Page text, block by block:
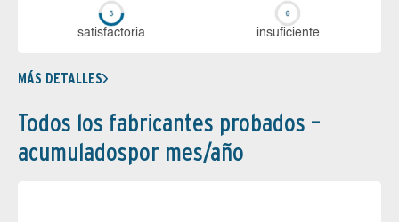
sa­tis­fac­to­ria in­su­fi­cien­te
MÁS DETALLES
Todos los fabricantes probados –
acumuladospor mes/año